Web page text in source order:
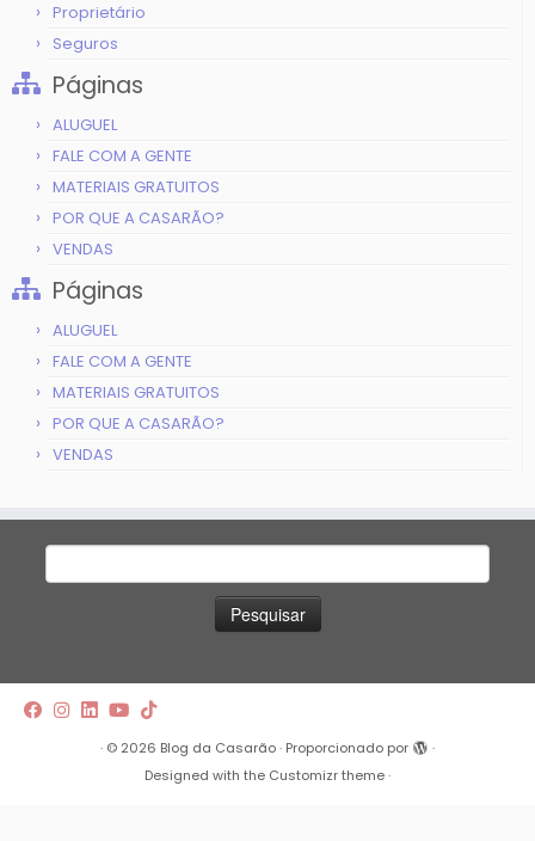
Proprietário
Seguros
Páginas
ALUGUEL
FALE COM A GENTE
MATERIAIS GRATUITOS
POR QUE A CASARÃO?
VENDAS
Páginas
ALUGUEL
FALE COM A GENTE
MATERIAIS GRATUITOS
POR QUE A CASARÃO?
VENDAS
· © 2026 Blog da Casarão· Proporcionado por
·
Designed with the Customizr theme·